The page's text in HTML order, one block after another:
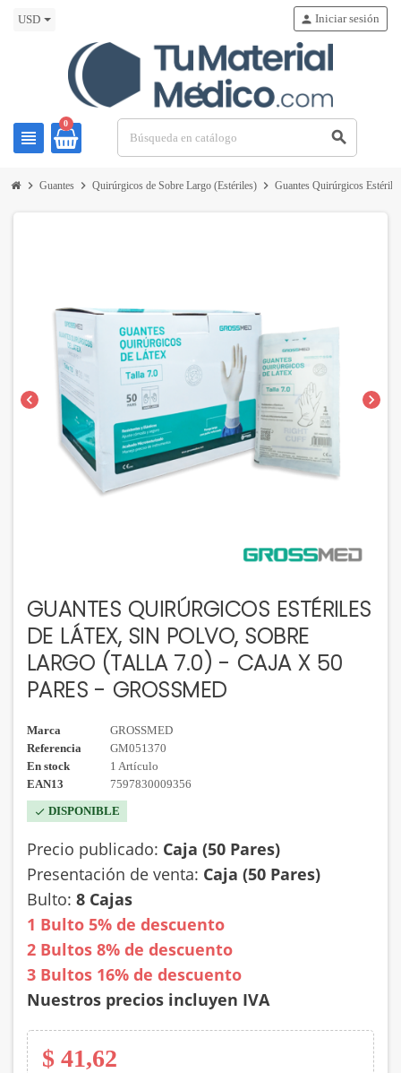
USD
view_headline
person Iniciar sesión
0
search
chevron_right Guantes chevron_right Quirúrgicos de Sobre Largo (Estériles) chevron_right Guantes Quirúrgicos
chevron_left chevron_right
GUANTES QUIRÚRGICOS ESTÉRILES
DE LÁTEX, SIN POLVO, SOBRE
LARGO (TALLA 7.0) - CAJA X 50
PARES - GROSSMED
Marca
GROSSMED
Referencia
GM051370
En stock
1 Artículo
EAN13
7597830009356
check DISPONIBLE
Precio publicado: Caja (50 Pares)
Presentación de venta: Caja (50 Pares)
Bulto: 8 Cajas
1 Bulto 5% de descuento
2 Bultos 8% de descuento
3 Bultos 16% de descuento
Nuestros precios incluyen IVA
$ 41,62